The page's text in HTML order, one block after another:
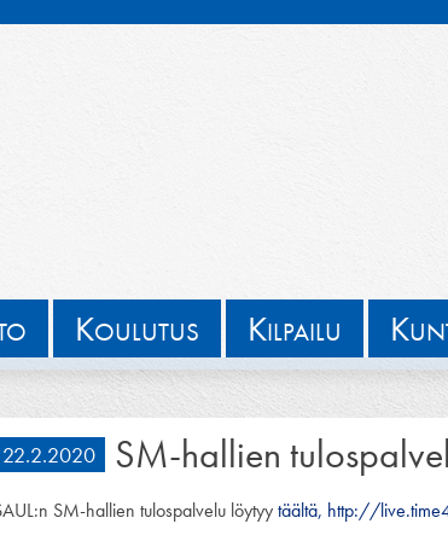
KOULUTUS KILPAILU K
22.2.2020 SM-hallien
SM-hallien tulospalvelu löytyytäältä, http://